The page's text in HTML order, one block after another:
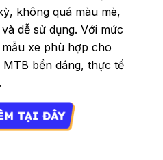
không quá màu mè,
dễ sử dụng. Với mức
xe phù hợp cho
bền dáng, thực tế